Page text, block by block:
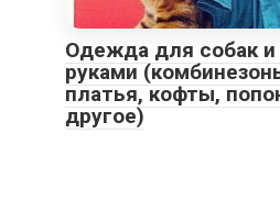
Одежда для собак
руками
платья, кофты,
другое)